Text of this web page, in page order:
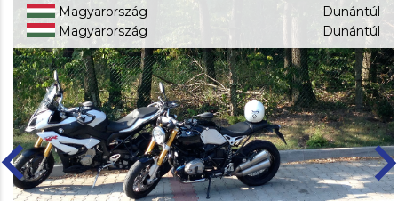
Magyarország
Magyarország
Dunántúl
Dunántúl